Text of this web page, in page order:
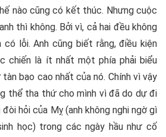
nào cũng có kết thúc. Nhưng cuộc
thì không. Bởi vì, cả hai đều không
lỗi. Anh cũng biết rằng, điều kiện
chiến là ít nhất một phía phải biểu
bạo cao nhất của nó. Chính vì vậy
thể tha thứ cho mình vì đã do dự đi
hỏi của Mỵ (anh không nghi ngờ gì
học) trong các ngày hầu như cố